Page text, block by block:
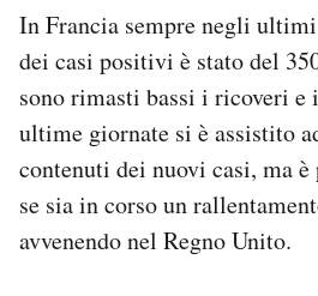
In Francia sempre negli
dei casi positivi è stato del
sono rimasti bassi i ricoveri e
ultime giornate si è assistito
contenuti dei nuovi casi, ma
se sia in corso un
avvenendo nel Regno Unito.